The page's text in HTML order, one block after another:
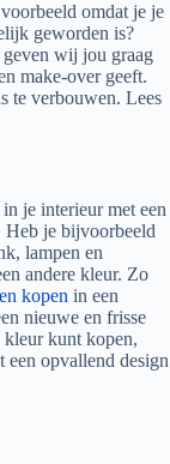
omdat je je
geworden is?
wij jou graag
make-over geeft.
te verbouwen. Lees
je interieur met een
Heb je bijvoorbeeld
lampen en
andere kleur. Zo
kopen in een
nieuwe en frisse
kleur kunt kopen,
een opvallend design